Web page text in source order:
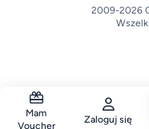
Mam
Voucher
Zaloguj się
2009-2026